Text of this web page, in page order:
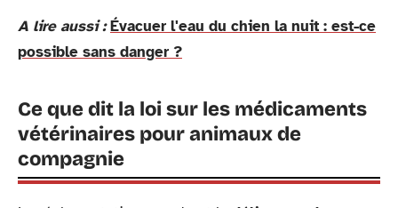
A lire aussi : Évacuer l'eau du chien la nuit : est-ce
possible sans danger ?
Ce que dit la loi sur les médicaments
vétérinaires pour animaux de
compagnie